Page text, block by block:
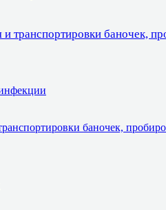
транспортировки баночек,
баночек,